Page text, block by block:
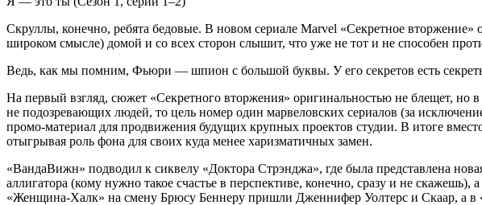
Скруллы, конечно, ребята бедовые. В новом сериале Marvel «Секретное
широком смысле) домой и со всех сторон слышит, что уже не тот и не способен
Ведь, как мы помним, Фьюри — шпион с большой буквы. У его секретов есть
На первый взгляд, сюжет «Секретного вторжения» оригинальностью не блещет,
не подозревающих людей, то цель номер один марвеловских сериалов (за
промо-материал для продвижения будущих крупных проектов студии. В итоге
отыгрывая роль фона для своих куда менее харизматичных замен.
«ВандаВижн» подводил к сиквелу «Доктора Стрэнджа», где была представлена
аллигатора (кому нужно такое счастье в перспективе, конечно, сразу и не
«Женщина-Халк» на смену Брюсу Беннеру пришли Дженнифер Уолтерс и Скаар, а в